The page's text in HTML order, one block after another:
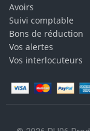
Avoirs
Suivi comptable
Bons de réduction
Vos alertes
Vos interlocuteurs